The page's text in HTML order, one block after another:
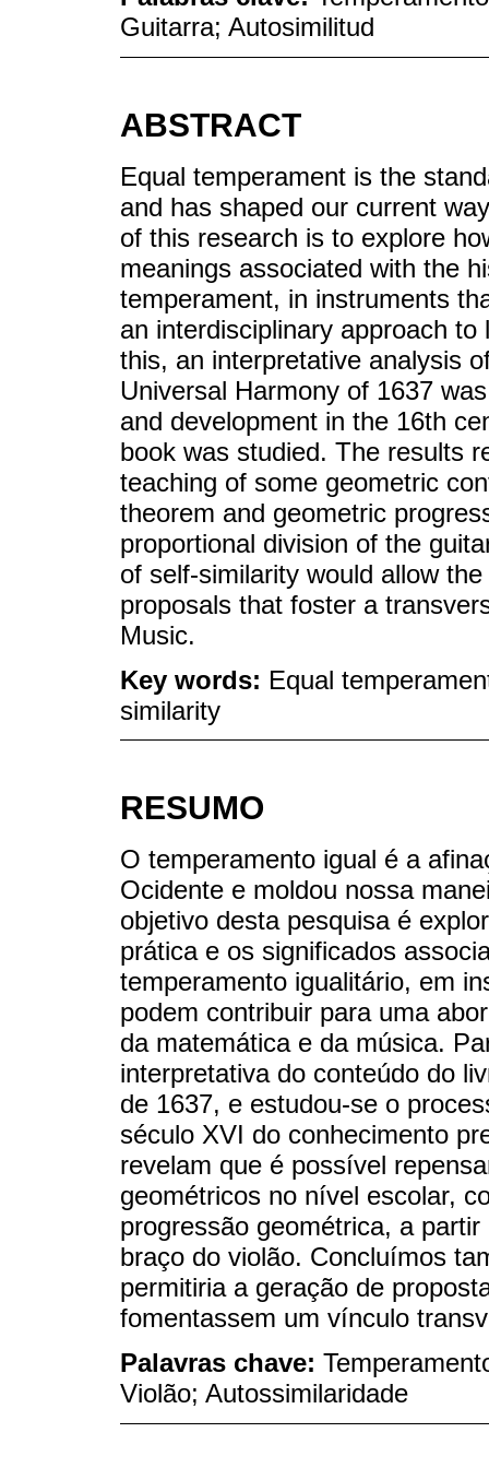
Guitarra; Autosimilitud
ABSTRACT
Equal temperament is the
and has shaped our current
of this research is to explore
meanings associated with the
temperament, in instruments
an interdisciplinary approach
this, an interpretative analysis
Universal Harmony of 1637
and development in the 16th
book was studied. The results
teaching of some geometric
theorem and geometric
proportional division of the
of self-similarity would allow
proposals that foster a
Music.
Key words: Equal
similarity
RESUMO
O temperamento igual é a
Ocidente e moldou nossa
objetivo desta pesquisa é
prática e os significados
temperamento igualitário, em
podem contribuir para uma
da matemática e da música.
interpretativa do conteúdo do
de 1637, e estudou-se o
século XVI do conhecimento
revelam que é possível
geométricos no nível escolar,
progressão geométrica, a
braço do violão. Concluímos
permitiria a geração de
fomentassem um vínculo
Palavras chave:
Violão; Autossimilaridade